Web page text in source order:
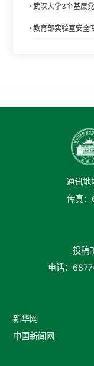
· 武汉大学3个基层
· 教育部实验室安全
通讯地
传真
投稿
电话：
新华网
中国新闻网